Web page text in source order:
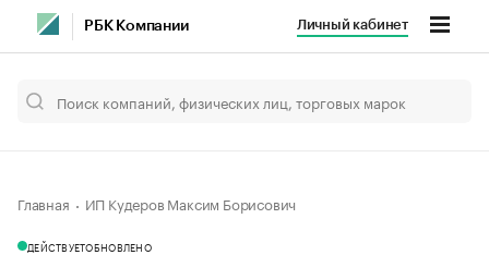
РБК Компании Личный кабинет
Главная ИП Кудеров Максим Борисович
ДЕЙСТВУЕТОБНОВЛЕНО